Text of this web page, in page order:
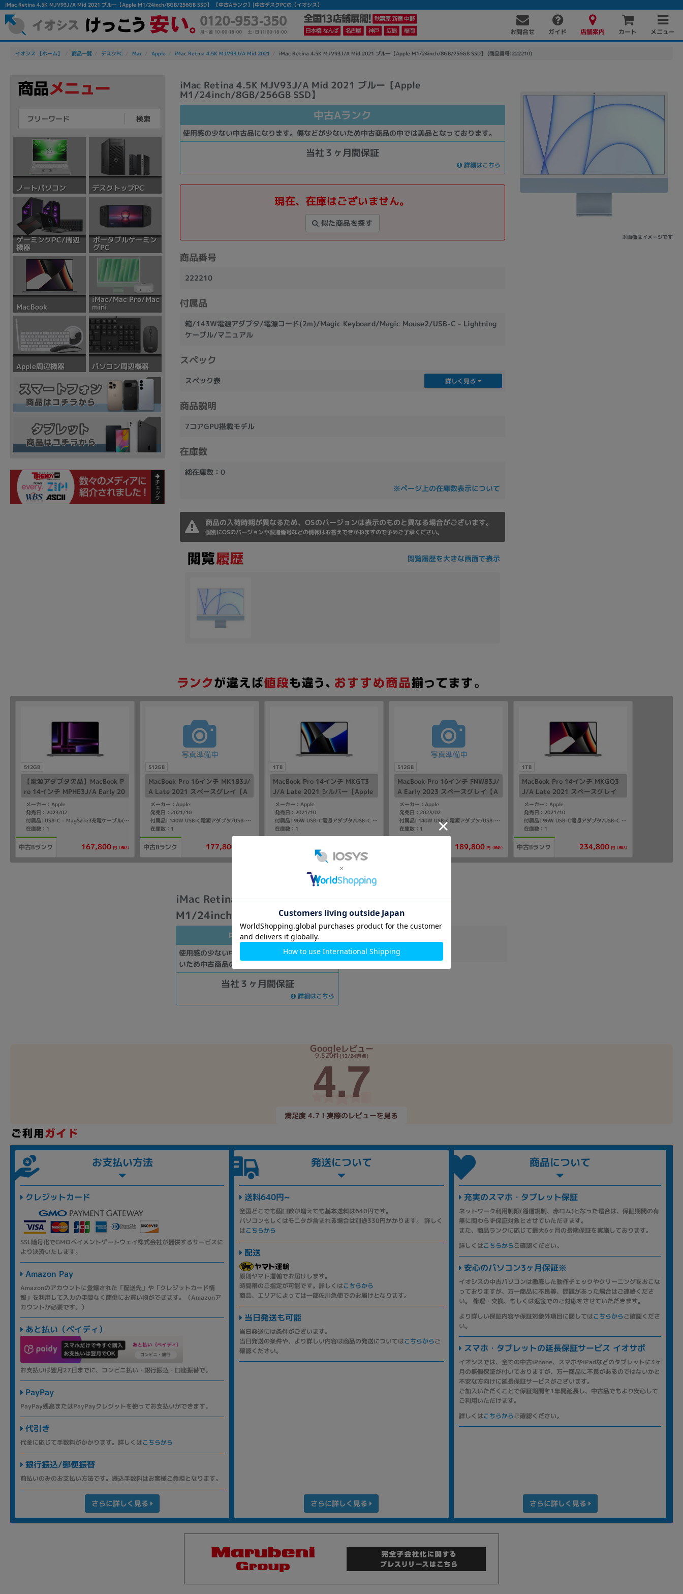
iMac Retina 4.5K MJV93J/A Mid 2021 ブルー【Apple M1/24inch/8GB/256GB SSD】 【中古Aランク】|中古デスクPCの【イオシス】
お問合せ ガイド 店舗案内 カート メニュー
イオシス 【ホーム】 商品一覧 デスクPC Mac Apple iMac Retina 4.5K MJV93J/A Mid 2021 iMac Retina 4.5K MJV93J/A Mid 2021 ブルー【Apple M1/24inch/8GB/256GB SSD】 (商品番号:222210)
iMac Retina 4.5K MJV93J/A Mid 2021 ブルー【Apple
M1/24inch/8GB/256GB SSD】
※画像はイメージです
中古Aランク
使用感の少ない中古品になります。傷などが少ないため中古商品の中では美品となっております。
当社３ヶ月間保証
詳細はこちら
現在、在庫はございません。
似た商品を探す
商品番号
222210
付属品
箱/143W電源アダプタ/電源コード(2m)/Magic Keyboard/Magic Mouse2/USB-C - Lightning
ケーブル/マニュアル
スペック
スペック表 詳しく見る
商品説明
7コアGPU搭載モデル
在庫数
総在庫数：0
※ページ上の在庫数表示について
商品の入荷時期が異なるため、OSのバージョンは表示のものと異なる場合がございます。
個別にOSのバージョンや製造番号などの情報はお答えできかねますので予めご了承ください。
閲覧履歴を大きな画面で表示
検索
ノートパソコン デスクトップPC
ゲーミングPC/周辺
機器
ポータブルゲーミン
グPC
MacBook
iMac/Mac Pro/Mac
mini
Apple周辺機器 パソコン周辺機器
512GB
【電源アダプタ欠品】MacBook P
ro 14インチ MPHE3J/A Early 20
23 シルバー【Apple M2 Pro(10
コア)/16GB/512GB SSD】
メーカー：Apple
発売日：2023/02
付属品: USB-C - MagSafe3充電ケーブル(2m)
在庫数：1
中古Bランク 167,800 円 (税込)
512GB
MacBook Pro 16インチ MK183J/
A Late 2021 スペースグレイ【A
pple M1 Pro(10コア)/32GB/512
GB SSD】
メーカー：Apple
発売日：2021/10
付属品: 140W USB-C電源アダプタ/USB-C - MagSafe3充電ケーブル
在庫数：1
中古Bランク 177,800
1TB
MacBook Pro 14インチ MKGT3
J/A Late 2021 シルバー【Apple
M1 Pro(10コア)/32GB/1TB SS
D】
メーカー：Apple
発売日：2021/10
付属品: 96W USB-C電源アダプタ/USB-C - MagSafe3充電ケーブル
在庫数：1
512GB
MacBook Pro 16インチ FNW83J/
A Early 2023 スペースグレイ【A
pple M2 Pro(12コア)/16GB/512
GB SSD】
メーカー：Apple
発売日：2023/02
付属品: 140W USB-C電源アダプタ/USB-C - MagSafe3充電ケーブル(2m)
在庫数：1
189,800 円 (税込)
1TB
MacBook Pro 14インチ MKGQ3
J/A Late 2021 スペースグレイ
【Apple M1 Max(10コア)/32GB/
1TB SSD】
メーカー：Apple
発売日：2021/10
付属品: 96W USB-C電源アダプタ/USB-C - MagSafe3充電ケーブル
在庫数：1
中古Bランク 234,800 円 (税込)
iMac Retina 4.5K MJV93J/A Mid 2021 ブルー【Apple
M1/24inch/8GB/256GB SSD】
中古Aランク
使用感の少ない中古品になります。傷などが少な
いため中古商品の中では美品となっております。
当社３ヶ月間保証
詳細はこちら
在庫数 ：0
Googleレビュー
9,520件(12/24時点)
4.7
満足度 4.7！実際のレビューを見る
お支払い方法
クレジットカード
SSL暗号化でGMOペイメントゲートウェイ株式会社が提供するサービスに
より決済いたします。
Amazon Pay
Amazonのアカウントに登録された「配送先」や「クレジットカード情
報」を利用して入力の手間なく簡単にお買い物ができます。（Amazonア
カウントが必要です。）
あと払い（ペイディ）
お支払いは翌月27日までに、コンビニ払い・銀行振込・口座振替で。
PayPay
PayPay残高またはPayPayクレジットを使ってお支払いができます。
代引き
代金に応じて手数料がかかります。詳しくはこちらから
銀行振込/郵便振替
前払いのみのお支払い方法です。振込手数料はお客様ご負担となります。
さらに詳しく見る
発送について
送料640円~
全国どこでも個口数が増えても基本送料は640円です。
パソコンもしくはモニタが含まれる場合は別途330円かかります。 詳しく
はこちらから
配送
原則ヤマト運輸でお届けします。
時間帯のご指定が可能です。詳しくはこちらから
商品、エリアによっては一部佐川急便でのお届けとなります。
当日発送も可能
当日発送には条件がございます。
当日発送の条件や、より詳しい内容は商品の発送についてはこちらからご
確認ください。
さらに詳しく見る
商品について
充実のスマホ・タブレット保証
ネットワーク利用制限(通信規制、赤ロム)となった場合は、保証期間の有
無に関わらず保証対象とさせていただきます。
また、商品ランクに応じて最大6ヶ月の長期保証を実施しております。
詳しくはこちらからご確認ください。
安心のパソコン3ヶ月保証※
イオシスの中古パソコンは徹底した動作チェックやクリーニングをおこな
っておりますが、万一商品に不良等、問題があった場合はご連絡くださ
い。 修理・交換、もしくは返金でのご対応をさせていただきます。
より詳しい保証内容や保証対象外項目に関してはこちらからご確認くださ
い。
スマホ・タブレットの延長保証サービス イオサポ
イオシスでは、全ての中古iPhone、スマホやiPadなどのタブレットに3ヶ
月の無償保証が付いておりますが、万一商品に不良があるのではないかと
不安な方向けに延長保証サービスがございます。
ご加入いただくことで保証期間を1年間延長し、中古品でもより安心して
ご利用いただけます。
詳しくはこちらからご確認ください。
さらに詳しく見る